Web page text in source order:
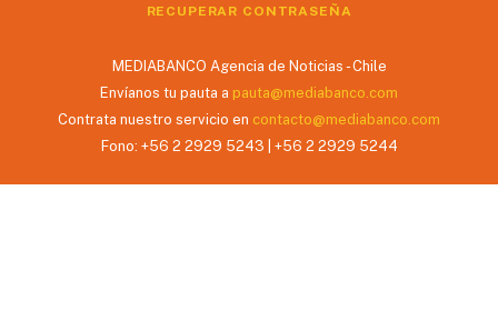
RECUPERAR CONTRASEÑA
MEDIABANCO Agencia de Noticias - Chile
Envíanos tu pauta a pauta@mediabanco.com
Contrata nuestro servicio en contacto@mediabanco.com
Fono: +56 2 2929 5243 | +56 2 2929 5244